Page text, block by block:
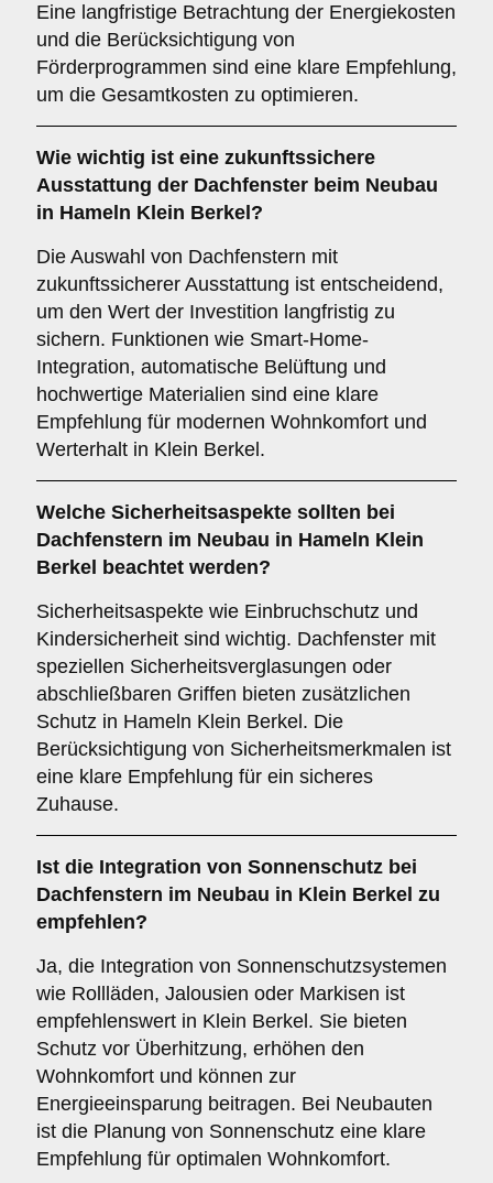
Eine langfristige Betrachtung der Energiekosten
und die Berücksichtigung von
Förderprogrammen sind eine klare Empfehlung,
um die Gesamtkosten zu optimieren.
Wie wichtig ist eine zukunftssichere
Ausstattung der Dachfenster beim Neubau
in Hameln Klein Berkel?
Die Auswahl von Dachfenstern mit
zukunftssicherer Ausstattung ist entscheidend,
um den Wert der Investition langfristig zu
sichern. Funktionen wie Smart-Home-
Integration, automatische Belüftung und
hochwertige Materialien sind eine klare
Empfehlung für modernen Wohnkomfort und
Werterhalt in Klein Berkel.
Welche Sicherheitsaspekte sollten bei
Dachfenstern im Neubau in Hameln Klein
Berkel beachtet werden?
Sicherheitsaspekte wie Einbruchschutz und
Kindersicherheit sind wichtig. Dachfenster mit
speziellen Sicherheitsverglasungen oder
abschließbaren Griffen bieten zusätzlichen
Schutz in Hameln Klein Berkel. Die
Berücksichtigung von Sicherheitsmerkmalen ist
eine klare Empfehlung für ein sicheres
Zuhause.
Ist die Integration von Sonnenschutz bei
Dachfenstern im Neubau in Klein Berkel zu
empfehlen?
Ja, die Integration von Sonnenschutzsystemen
wie Rollläden, Jalousien oder Markisen ist
empfehlenswert in Klein Berkel. Sie bieten
Schutz vor Überhitzung, erhöhen den
Wohnkomfort und können zur
Energieeinsparung beitragen. Bei Neubauten
ist die Planung von Sonnenschutz eine klare
Empfehlung für optimalen Wohnkomfort.